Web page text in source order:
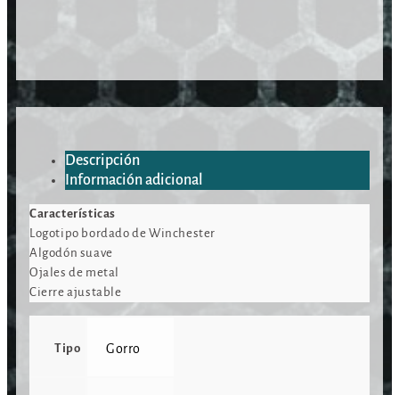
Descripción
Información adicional
Características
Logotipo bordado de Winchester
Algodón suave
Ojales de metal
Cierre ajustable
Tipo Gorro